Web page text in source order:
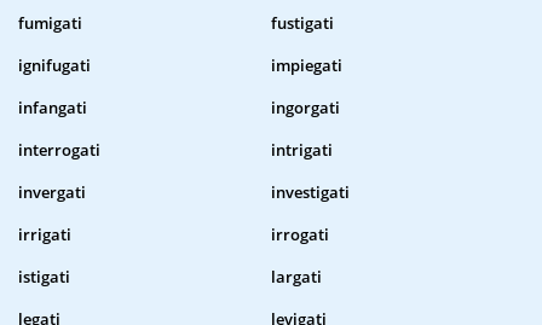
fumigati
fustigati
ignifugati
impiegati
infangati
ingorgati
interrogati
intrigati
invergati
investigati
irrigati
irrogati
istigati
largati
legati
levigati